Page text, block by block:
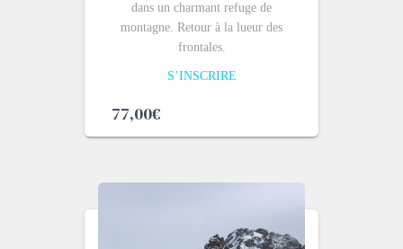
dans un charmant refuge de
montagne. Retour à la lueur des
frontales.
S’INSCRIRE
77,00€